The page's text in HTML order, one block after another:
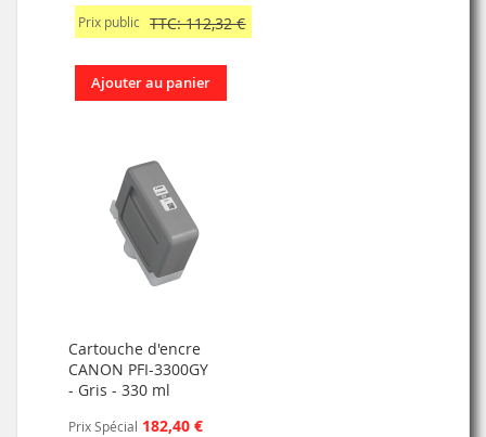
Prix public TTC: 112,32 €
Ajouter au panier
Cartouche d'encre
CANON PFI-3300GY
- Gris - 330 ml
Prix Spécial 182,40 €